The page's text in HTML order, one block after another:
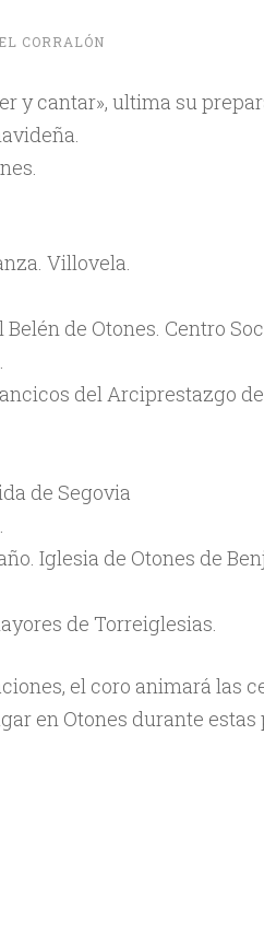
CORRALÓN
y cantar», ultima su
Villovela.
de Otones. Centro
del Arciprestazgo
de Segovia
Iglesia de Otones de
de Torreiglesias.
el coro animará las
en Otones durante